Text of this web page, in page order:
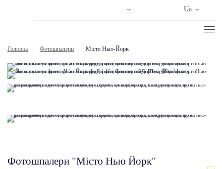
Ua
Головна Фотошпалери Місто Нью-Йорк
Фотошпалери "Місто Нью Йорк"